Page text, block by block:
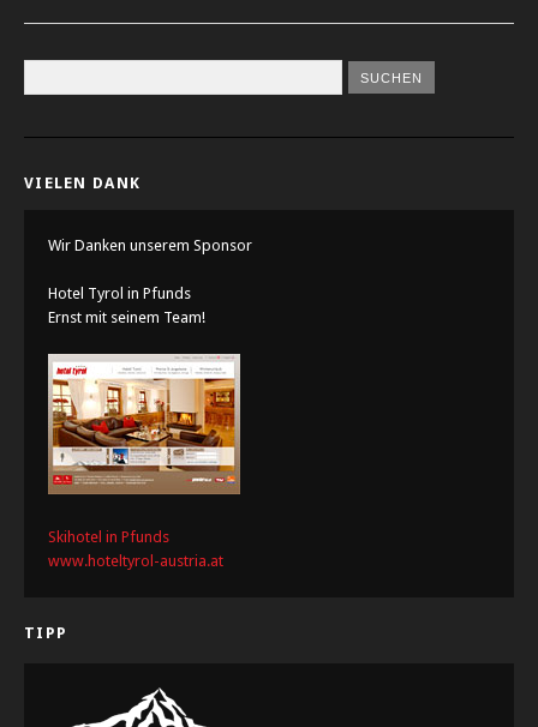
VIELEN DANK
Wir Danken unserem Sponsor
Hotel Tyrol in Pfunds
Ernst mit seinem Team!
Skihotel in Pfunds
www.hoteltyrol-austria.at
TIPP